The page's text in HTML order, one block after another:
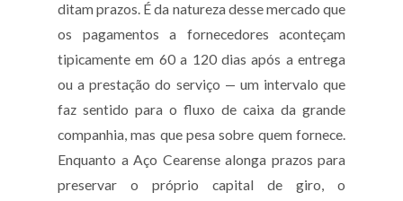
ditam prazos. É da natureza desse mercado que
os pagamentos a fornecedores aconteçam
tipicamente em 60 a 120 dias após a entrega
ou a prestação do serviço — um intervalo que
faz sentido para o fluxo de caixa da grande
companhia, mas que pesa sobre quem fornece.
Enquanto a Aço Cearense alonga prazos para
preservar o próprio capital de giro, o